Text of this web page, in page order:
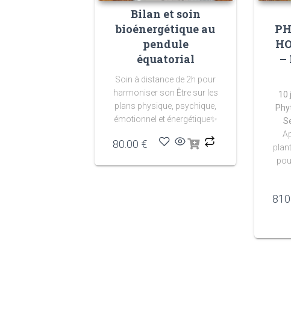
Bilan et soin
bioénergétique au
pendule
équatorial
Soin à distance de 2h pour
harmoniser son Être sur les
plans physique, psychique,
émotionnel et énergétique✨
80.00 €
–
10